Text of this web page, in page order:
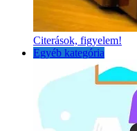
Citerások, figyelem!
Egyéb kategória